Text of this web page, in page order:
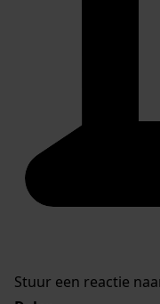
Stuur een reactie